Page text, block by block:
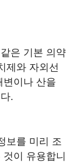
은 기본 의약
제와 자외선
변이나 산을
.
보를 미리 조
이 유용합니